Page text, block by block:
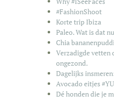
#FashionShoot
Korte trip Ibiza
Paleo. Wat is dat
Chia
Verzadigde vetten
ongezond.
Dagelijks
Avocado eitjes
Dé honden die je